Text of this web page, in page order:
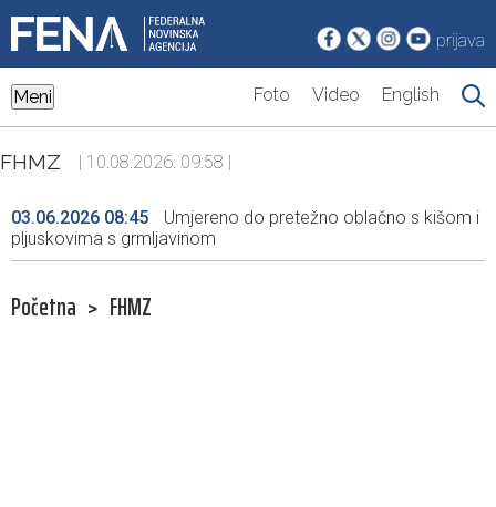
prijava
Meni Foto Video English
FHMZ | 10.08.2026. 09:58 |
03.06.2026 08:45
Umjereno do pretežno oblačno s kišom i
pljuskovima s grmljavinom
Početna > FHMZ